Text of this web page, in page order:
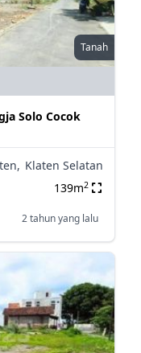
Tanah
Solo Cocok
Klaten Selatan
139m2
2 tahun yang lalu